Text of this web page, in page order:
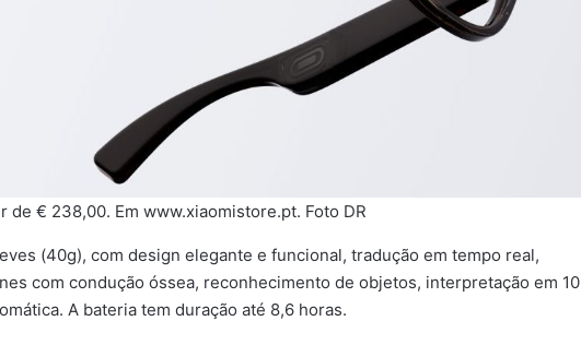
de € 238,00. Em www.xiaomistore.pt. Foto DR
(40g), com design elegante e funcional, tradução em tempo real,
com condução óssea, reconhecimento de objetos, interpretação em 10
A bateria tem duração até 8,6 horas.